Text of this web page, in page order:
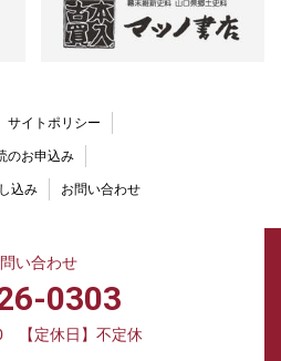
サイトポリシー
のお申込み
込み お問い合わせ
い合わせ
0303
【定休日】不定休